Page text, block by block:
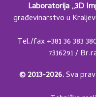
Laboratorija „3D
građevinarstvo u
Tel./fax +381 36 383
7316291 /
© 2013-2026.Sva